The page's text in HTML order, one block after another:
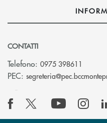
CONTATTI
Telefono: 0975 398611
PEC: